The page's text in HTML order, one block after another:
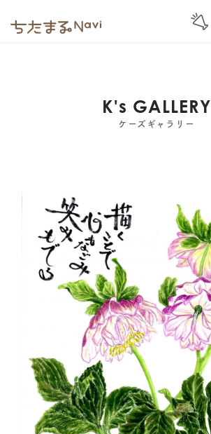
K's GALLERY
ケーズギャラリー